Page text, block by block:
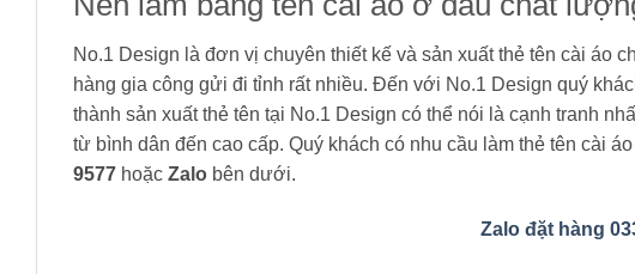
No.1 Design là đơn vị chuyên thiết kế và sản xuất thẻ tên cài áo
hàng gia công gửi đi tỉnh rất nhiều. Đến với No.1 Design quý
thành sản xuất thẻ tên tại No.1 Design có thể nói là cạnh tranh
từ bình dân đến cao cấp. Quý khách có nhu cầu làm thẻ tên cài
9577 hoặc Zalo bên dưới.
Zalo đặt hàng